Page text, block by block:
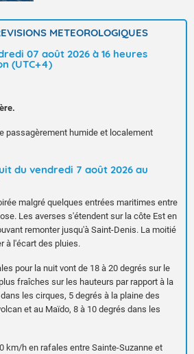
METEOROLOGIQUES
07 août 2026 à 16 heures
(UTC+4)
passagèrement humide et localement
du vendredi 7 août 2026 au
malgré quelques entrées maritimes entre
Les averses s'étendent sur la côte Est en
remonter jusqu'à Saint-Denis. La moitié
à l'écart des pluies.
pour la nuit vont de 18 à 20 degrés sur le
fraîches sur les hauteurs par rapport à la
les cirques, 5 degrés à la plaine des
et au Maïdo, 8 à 10 degrés dans les
km/h en rafales entre Sainte-Suzanne et